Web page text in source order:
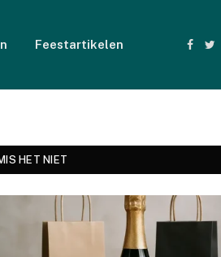
Feestartikelen
HET NIET